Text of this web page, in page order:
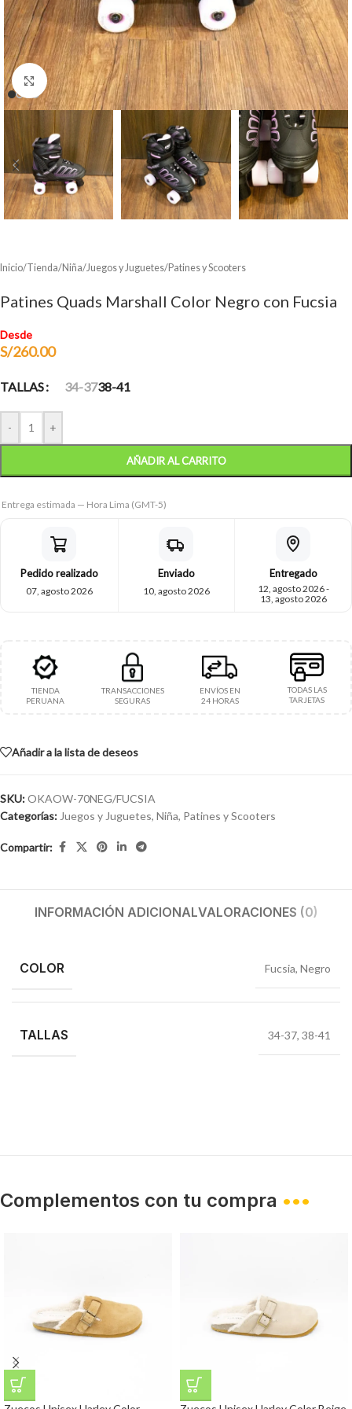
Clic para ampliar
Inicio/Tienda/Niña/Juegos y Juguetes/Patines y Scooters
Patines Quads Marshall Color Negro con Fucsia
Desde
S/260.00
TALLAS 34-3738-41
- +
AÑADIR AL CARRITO
Entrega estimada — Hora Lima (GMT-5)
Pedido realizado
07, agosto 2026
Enviado
10, agosto 2026
Entregado
12, agosto 2026 -
13, agosto 2026
TIENDA
PERUANA
TRANSACCIONES
SEGURAS
ENVÍOS EN
24 HORAS
TODAS LAS
TARJETAS
Añadir a la lista de deseos
SKU:OKAOW-70NEG/FUCSIA
Categorías: Juegos y Juguetes, Niña, Patines y Scooters
Compartir:
INFORMACIÓN ADICIONALVALORACIONES (0)
COLOR Fucsia, Negro
TALLAS 34-37, 38-41
Complementos con tu compra •••